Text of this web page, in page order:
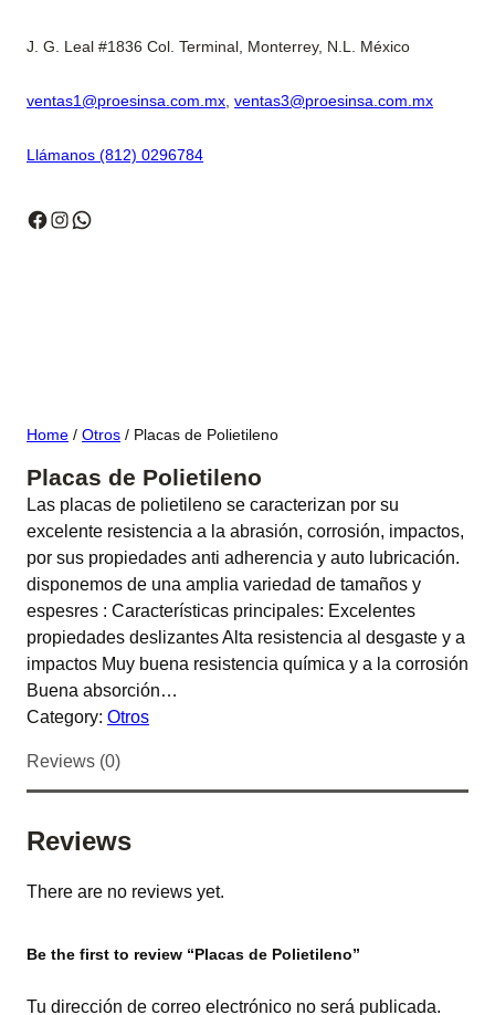
J. G. Leal #1836 Col. Terminal, Monterrey, N.L. México
ventas1@proesinsa.com.mx ventas3@proesinsa.com.mx
Llámanos (812) 0296784
Facebook
Instagram
WhatsApp
Home / Otros / Placas de Polietileno
Placas de Polietileno
Las placas de polietileno se caracterizan por su
excelente resistencia a la abrasión, corrosión, impactos,
por sus propiedades anti adherencia y auto lubricación.
disponemos de una amplia variedad de tamaños y
espesres : Características principales: Excelentes
propiedades deslizantes Alta resistencia al desgaste y a
impactos Muy buena resistencia química y a la corrosión
Buena absorción…
Category: Otros
Reviews (0)
Reviews
There are no reviews yet.
Be the first to review “Placas de Polietileno”
Tu dirección de correo electrónico no será publicada.